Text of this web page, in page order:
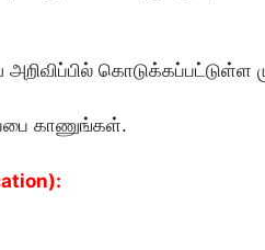
கொடுக்கப்பட்டுள்ள
காணுங்கள்.